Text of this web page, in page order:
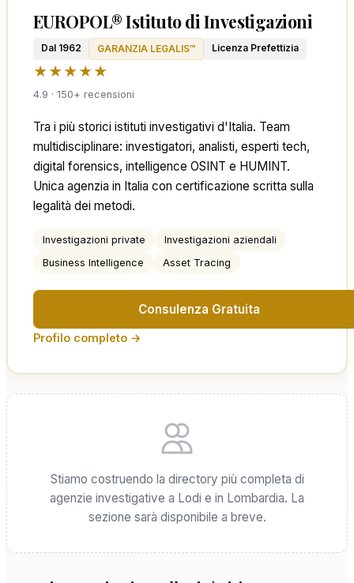
EUROPOL® Istituto di Investigazioni
Dal 1962 GARANZIA LEGALIS™ Licenza Prefettizia
★★★★★
4.9 · 150+ recensioni
Tra i più storici istituti investigativi d'Italia. Team
multidisciplinare: investigatori, analisti, esperti tech,
digital forensics, intelligence OSINT e HUMINT.
Unica agenzia in Italia con certificazione scritta sulla
legalità dei metodi.
Investigazioni private
Investigazioni aziendali
Business Intelligence
Asset Tracing
Consulenza Gratuita
Profilo completo →
Stiamo costruendo la directory più completa di
agenzie investigative a Lodi e in Lombardia. La
sezione sarà disponibile a breve.